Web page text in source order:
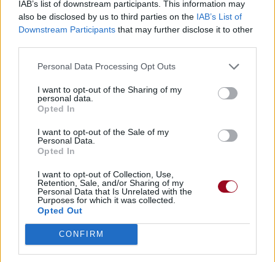
IAB’s list of downstream participants. This information may
also be disclosed by us to third parties on the IAB’s List of
Downstream Participants that may further disclose it to other
Personal Data Processing Opt Outs
I want to opt-out of the Sharing of my
personal data.
Opted In
I want to opt-out of the Sale of my
Personal Data.
Opted In
I want to opt-out of Collection, Use,
Retention, Sale, and/or Sharing of my
Personal Data that Is Unrelated with the
Purposes for which it was collected.
Opted Out
CONFIRM
Pour prolonger le plaisir musical :
Vous aimez chanter, apprenez la guitare chez
Trouver des vinyles et des CD sur
Trouver un instrument de musique ou une partition au
meilleur prix sur
Paroles + Traduction
Commentaires
Voir la vidéo de «On The Edge Of
Honour»